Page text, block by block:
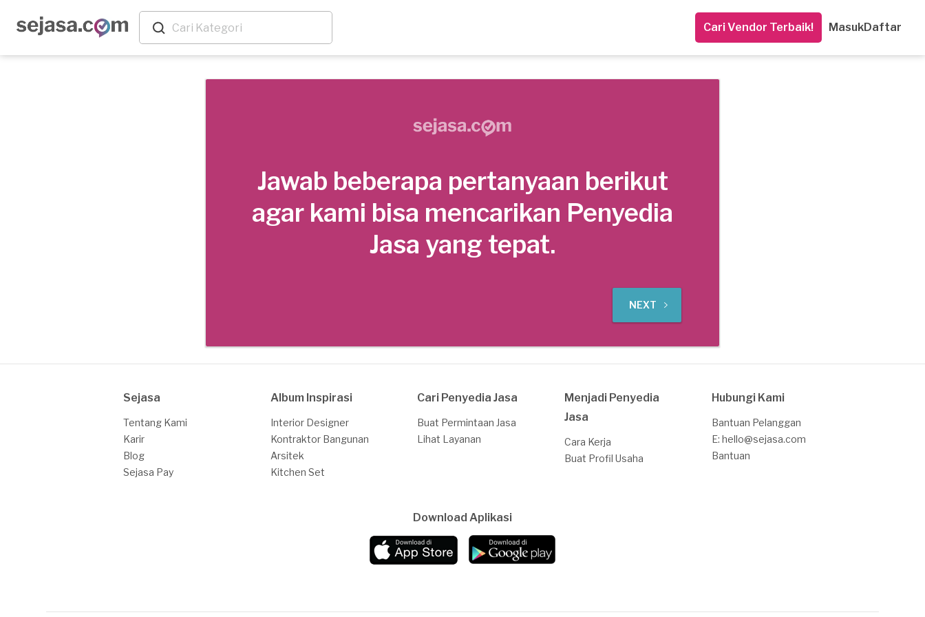
Cari Vendor Terbaik! MasukDaftar
Jawab beberapa pertanyaan berikut
agar kami bisa mencarikan Penyedia
Jasa yang tepat.
NEXT
Sejasa
Tentang Kami
Karir
Blog
Sejasa Pay
Album Inspirasi
Interior Designer
Kontraktor Bangunan
Arsitek
Kitchen Set
Cari Penyedia Jasa
Buat Permintaan Jasa
Lihat Layanan
Menjadi Penyedia
Jasa
Cara Kerja
Buat Profil Usaha
Hubungi Kami
Bantuan Pelanggan
E: hello@sejasa.com
Bantuan
Download Aplikasi